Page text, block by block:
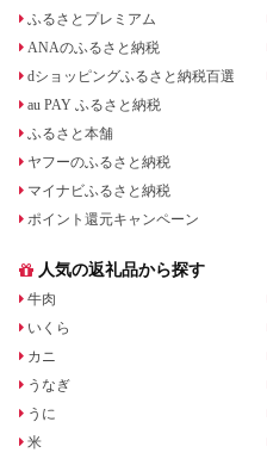
ふるさとプレミアム
ANAのふるさと納税
dショッピングふるさと納税百選
au PAY ふるさと納税
ふるさと本舗
ヤフーのふるさと納税
マイナビふるさと納税
ポイント還元キャンペーン
人気の返礼品から探す
牛肉
いくら
カニ
うなぎ
うに
米